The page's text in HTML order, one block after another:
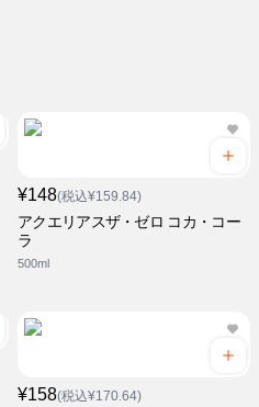
¥148(税込¥159.84)
アクエリアスザ・ゼロ コカ・コー
ラ
500ml
¥158(税込¥170.64)